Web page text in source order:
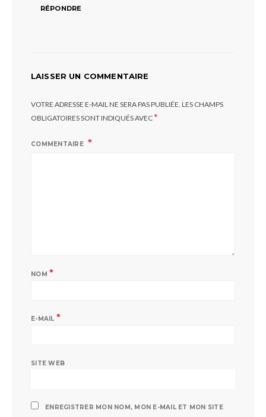
RÉPONDRE
LAISSER UN COMMENTAIRE
VOTRE ADRESSE E-MAIL NE SERA PAS PUBLIÉE. LES CHAMPS
OBLIGATOIRES SONT INDIQUÉS AVEC*
COMMENTAIRE
NOM *
E-MAIL *
SITE WEB
ENREGISTRER MON NOM, MON E-MAIL ET MON SITE